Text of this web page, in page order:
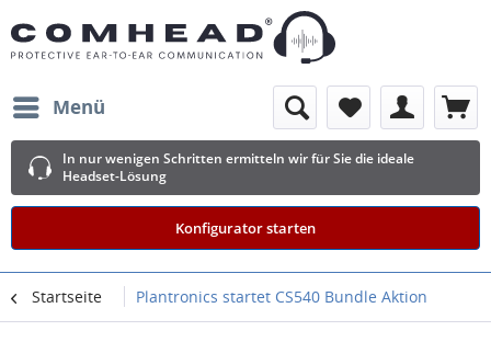
Menü
In nur wenigen Schritten ermitteln wir für Sie die ideale
Headset-Lösung
Konfigurator starten
Startseite Plantronics startet CS540 Bundle Aktion